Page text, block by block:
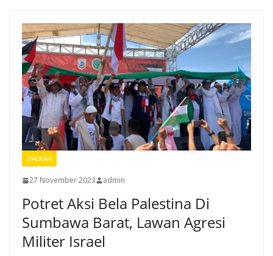
DAERAH
27 November 2023 admin
Potret Aksi Bela Palestina Di
Sumbawa Barat, Lawan Agresi
Militer Israel